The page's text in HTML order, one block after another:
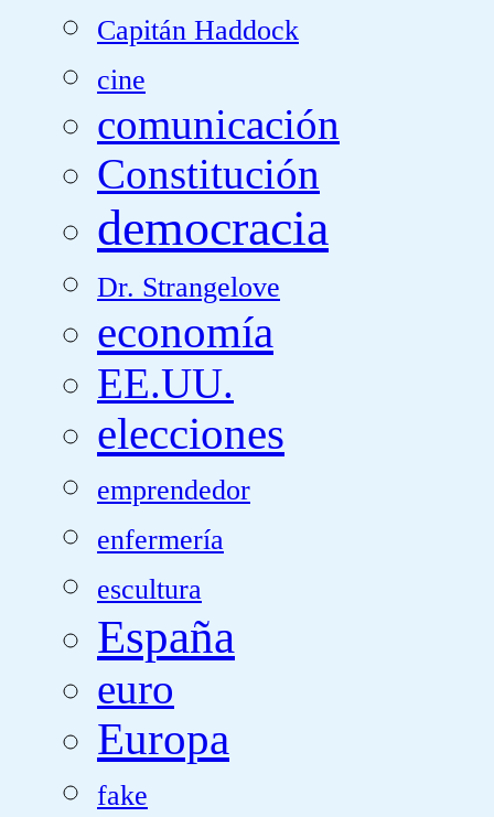
Capitán Haddock
cine
comunicación
Constitución
democracia
Dr. Strangelove
economía
EE.UU.
elecciones
emprendedor
enfermería
escultura
España
euro
Europa
fake